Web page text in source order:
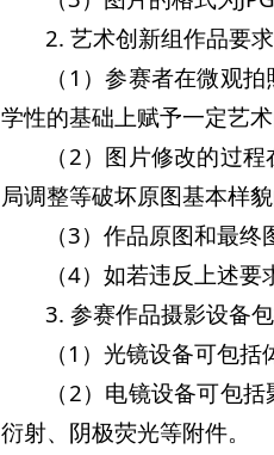
2. 艺术创新组作品要
（1）参赛者在微观
学性的基础上赋予一定艺
（2）图片修改的过
局调整等破坏原图基本样貌
（3）作品原图和最终
（4）如若违反上述
3. 参赛作品摄影设备
（1）光镜设备可包
（2）电镜设备可包
衍射、阴极荧光等附件。